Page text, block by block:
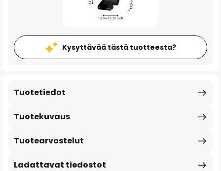
Kysyttävää tästä tuotteesta?
Tuotekuvaus
Tuotetiedot
Tuotearvostelut
Ladattavat tiedostot